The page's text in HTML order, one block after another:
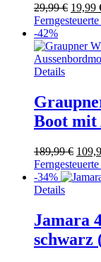
29,99€
Preis
29,99
19,99
-42%
Details
Boot mit
189,99€
Preis
war:
-34%
Details
Jamara
schwarz